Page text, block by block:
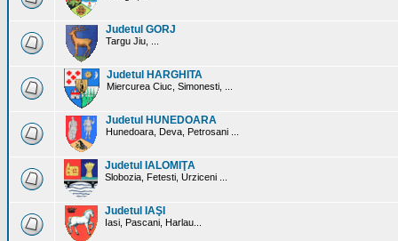
Judetul GORJ
Targu Jiu, ...
Judetul HARGHITA
Miercurea Ciuc, Simonesti, ...
Judetul HUNEDOARA
Hunedoara, Deva, Petrosani ...
Judetul IALOMIŢA
Slobozia, Fetesti, Urziceni ...
Judetul IAŞI
Iasi, Pascani, Harlau...